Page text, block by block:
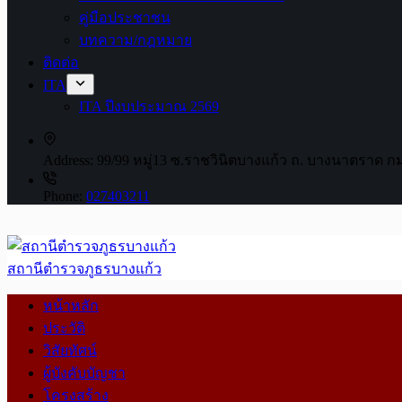
คู่มือประชาชน
บทความ/กฎหมาย
ติดต่อ
ITA
ITA ปีงบประมาณ 2569
Address: 99/99 หมู่13 ซ.ราชวินิตบางแก้ว ถ. บางนาตราด
Phone: 027403211
สถานีตำรวจภูธรบางแก้ว
หน้าหลัก
ประวัติ
วิสัยทัศน์
ผู้บังคับบัญชา
โครงสร้าง